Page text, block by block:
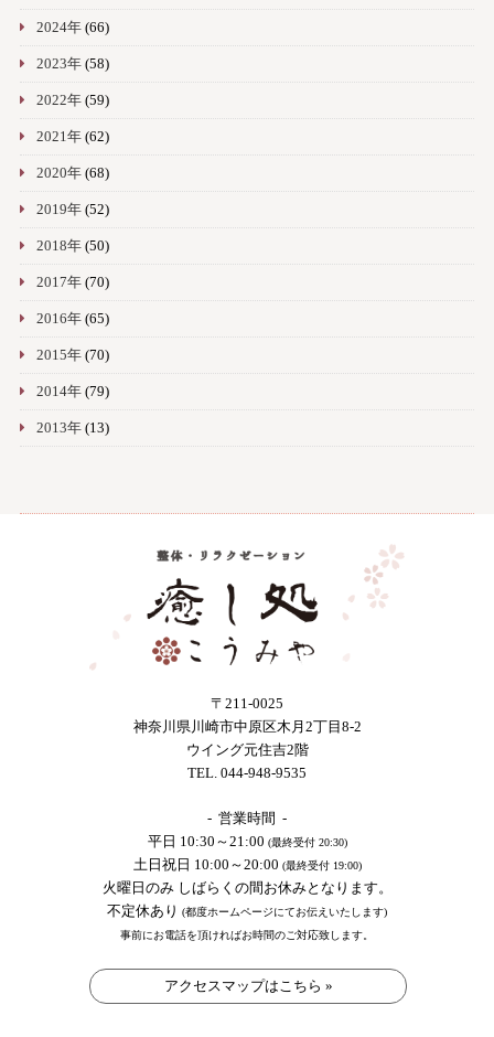
2024年(66)
2023年(58)
2022年(59)
2021年(62)
2020年(68)
2019年(52)
2018年(50)
2017年(70)
2016年(65)
2015年(70)
2014年(79)
2013年(13)
〒211-0025
神奈川県川崎市中原区木月2丁目8-2
ウイング元住吉2階
TEL. 044-948-9535
- 営業時間 -
平日 10:30～21:00 (最終受付 20:30)
土日祝日 10:00～20:00 (最終受付 19:00)
火曜日のみ しばらくの間お休みとなります。
不定休あり (都度ホームページにてお伝えいたします)
事前にお電話を頂ければお時間のご対応致します。
アクセスマップはこちら »